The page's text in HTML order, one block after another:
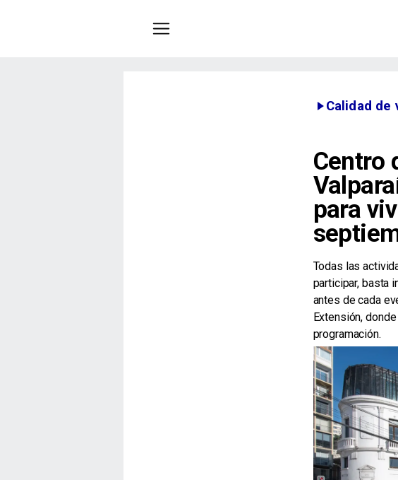
Calidad de
Centro
para
Todas las
participar, basta
antes de cada
Extensión,
programación.